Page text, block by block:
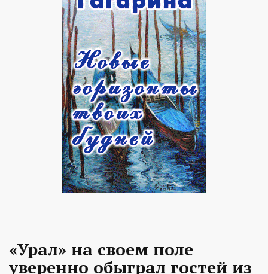
«Урал» на своем поле
уверенно обыграл гостей из